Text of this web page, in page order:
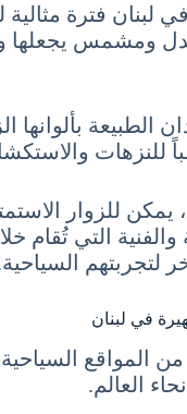
لبنان فترة مثالية
ومشمس يجعلها
الطبيعة بألوانها
للنزهات
يمكن للزوار
والفنية التي تُقام
لتجربتهم
في لبنان
من المواقع
العالم.